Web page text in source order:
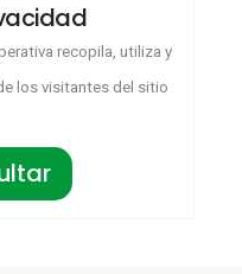
recopila, utiliza y
los visitantes del sitio